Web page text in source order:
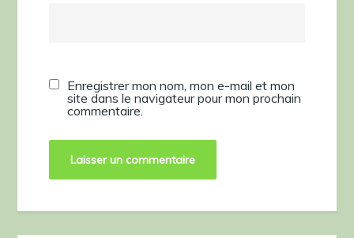
Enregistrer mon nom, mon e-mail et mon
site dans le navigateur pour mon prochain
commentaire.